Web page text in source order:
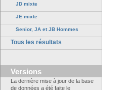
JD mixte
JE mixte
Senior, JA et JB Hommes
Tous les résultats
Versions
La dernière mise à jour de la base
de données a été faite le